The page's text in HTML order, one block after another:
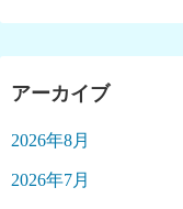
アーカイブ
2026年8月
2026年7月